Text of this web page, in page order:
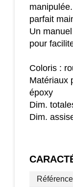
parfait
Un
pour
Coloris :
Matériaux
époxy
Dim.
Dim.
Charge
Age
Livraison
Référence